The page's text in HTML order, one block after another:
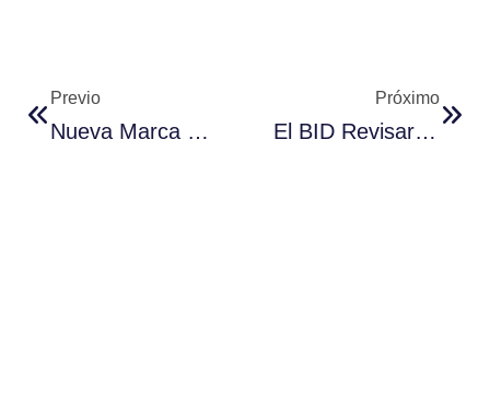
Previo
Nueva Marca Sectorial Está Disponible Para Las Industrias Sostenibles
Próximo
El BID Revisará Activos Del Estado Desde Septiembre